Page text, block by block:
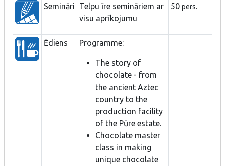
Semināri
Telpu īre semināriem ar
visu aprīkojumu
50 pers.
Ēdiens Programme:
The story of
chocolate - from
the ancient Aztec
country to the
production facility
of the Pūre estate.
Chocolate master
class in making
unique chocolate